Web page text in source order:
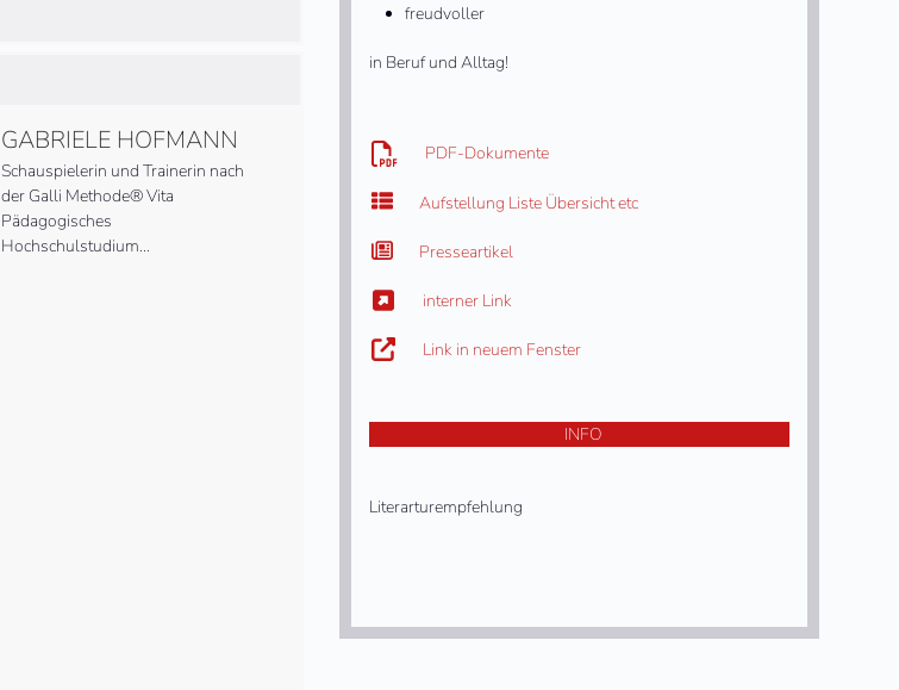
GABRIELE HOFMANN
Schaus­piel­erin und Train­erin nach
der Galli Methode® Vita
Pädagogisches
Hochschulstudium…
freudvoller
in Beruf und Alltag!
PDF-Dokumente
Aufstellung Liste Übersicht etc
Presseartikel
interner Link
Link in neuem Fenster
INFO
Literarturempfehlung